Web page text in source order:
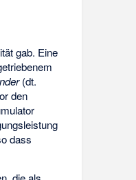
gab. Eine
(dt.
den
dass